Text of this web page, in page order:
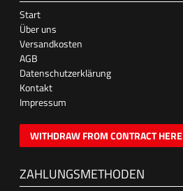
Start
Über uns
Versandkosten
AGB
Datenschutzerklärung
Kontakt
Impressum
WITHDRAW FROM CONTRACT HERE
ZAHLUNGSMETHODEN